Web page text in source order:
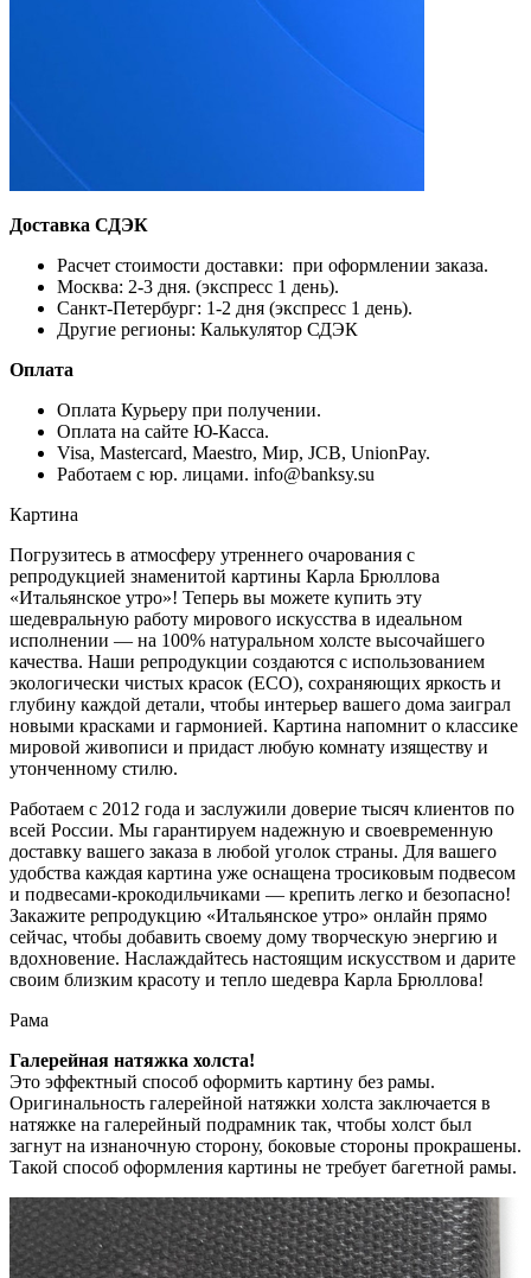
Доставка СДЭК
Расчет стоимости доставки: при оформлении заказа.
Москва: 2-3 дня. (экспресс 1 день).
Санкт-Петербург: 1-2 дня (экспресс 1 день).
Другие регионы: Калькулятор СДЭК
Оплата
Оплата Курьеру при получении.
Оплата на сайте Ю-Касса.
Visa, Mastercard, Maestro, Мир, JCB, UnionPay.
Работаем с юр. лицами. info@banksy.su
Картина
Погрузитесь в атмосферу утреннего очарования с
репродукцией знаменитой картины Карла Брюллова
«Итальянское утро»! Теперь вы можете купить эту
шедевральную работу мирового искусства в идеальном
исполнении — на 100% натуральном холсте высочайшего
качества. Наши репродукции создаются с использованием
экологически чистых красок (ECO), сохраняющих яркость и
глубину каждой детали, чтобы интерьер вашего дома заиграл
новыми красками и гармонией. Картина напомнит о классике
мировой живописи и придаст любую комнату изяществу и
утонченному стилю.
Работаем с 2012 года и заслужили доверие тысяч клиентов по
всей России. Мы гарантируем надежную и своевременную
доставку вашего заказа в любой уголок страны. Для вашего
удобства каждая картина уже оснащена тросиковым подвесом
и подвесами-крокодильчиками — крепить легко и безопасно!
Закажите репродукцию «Итальянское утро» онлайн прямо
сейчас, чтобы добавить своему дому творческую энергию и
вдохновение. Наслаждайтесь настоящим искусством и дарите
своим близким красоту и тепло шедевра Карла Брюллова!
Рама
Галерейная натяжка холста!
Это эффектный способ оформить картину без рамы.
Оригинальность галерейной натяжки холста заключается в
натяжке на галерейный подрамник так, чтобы холст был
загнут на изнаночную сторону, боковые стороны прокрашены.
Такой способ оформления картины не требует багетной рамы.